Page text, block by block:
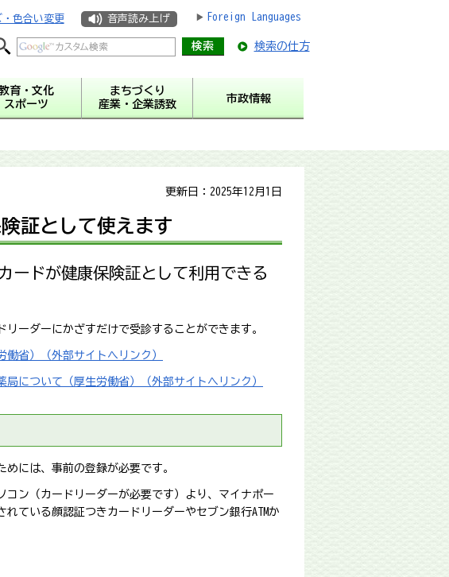
色合い変更 音声読み上げ Foreign Languages
検索の仕方
育・文化
スポーツ
まちづくり
産業・企業誘致
市政情報
更新日：2025年12月1日
証として使えます
ードが健康保険証として利用できる
ーダーにかざすだけで受診することができます。
省）（外部サイトへリンク）
について（厚生労働省）（外部サイトへリンク）
には、事前の登録が必要です。
ン（カードリーダーが必要です）より、マイナポー
ている顔認証つきカードリーダーやセブン銀行ATMか